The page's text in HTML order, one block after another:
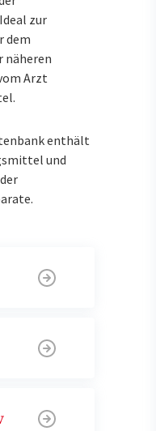
zur
dem
näheren
Arzt
enthält
und